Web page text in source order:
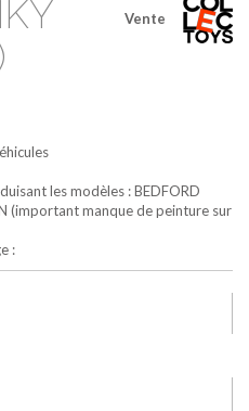
Vente
les modèles : BEDFORD
(important manque de peinture sur
: